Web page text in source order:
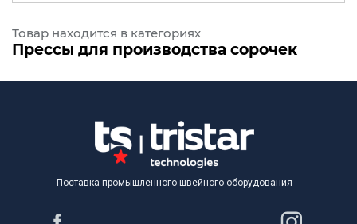
Товар находится в категориях
Прессы для производства сорочек
Поставка промышленного швейного оборудования